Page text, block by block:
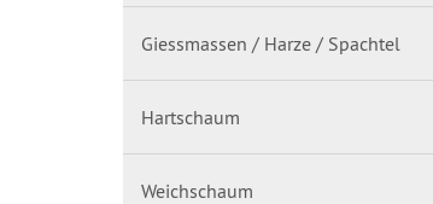
Giessmassen / Harze / Spachtel
Hartschaum
Weichschaum